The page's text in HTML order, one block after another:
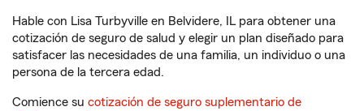
Hable con Lisa Turbyville en Belvidere, IL para obtener una
cotización de seguro de salud y elegir un plan diseñado para
satisfacer las necesidades de una familia, un individuo o una
persona de la tercera edad.
Comience su cotización de seguro suplementario de